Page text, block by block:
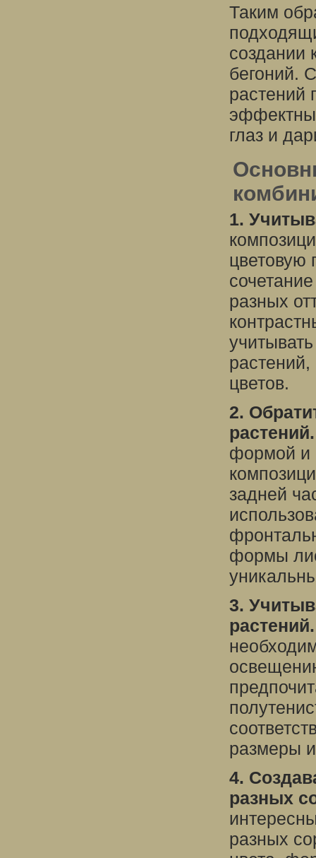
Таким
создании
бегоний.
растений
глаз и
1.
цветовую
разных
растений,
цветов.
2.
растений.
формой и
задней
формы
3.
растений.
размеры
4.
разных
разных